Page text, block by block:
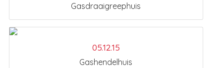
Gasdraaigreephuis
05.12.15
Gashendelhuis